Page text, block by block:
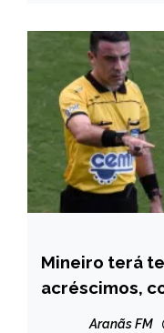
ESPORTES
NOTÍCIAS
Mineiro terá
acréscimos,
Aranãs FM